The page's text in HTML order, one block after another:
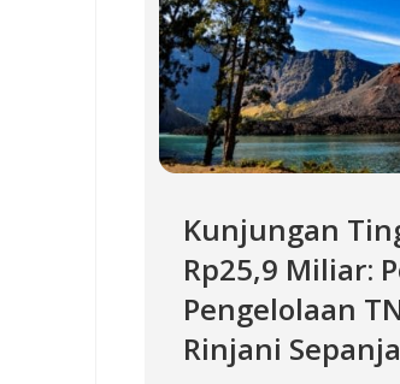
Kunjungan
Rp25,9 Miliar:
Pengelolaan
Rinjani